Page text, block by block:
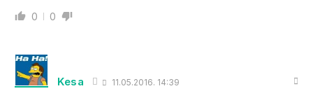
0 0
Kesa 11.05.2016. 14:39